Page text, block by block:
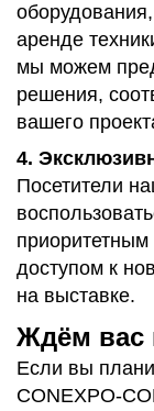
аренде
мы можем
решения,
вашего
4.
Посетители
доступом к
на выставке.
Ждём вас
Если вы
CONEXPO-